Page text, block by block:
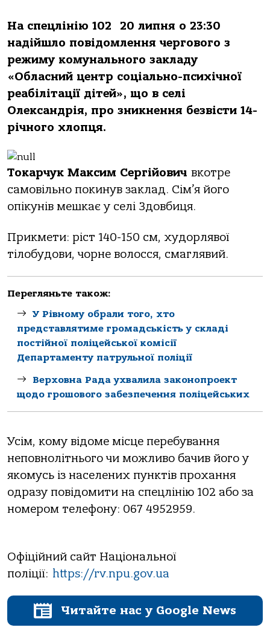
На спецлінію 102 20 липня о 23:30
надійшло повідомлення чергового з
режиму комунального закладу
«Обласний центр соціально-психічної
реабілітації дітей», що в селі
Олександрія, про зникнення безвісти 14-
річного хлопця.
Токарчук Максим Сергійович вкотре
самовільно покинув заклад. Сім’я його
опікунів мешкає у селі Здовбиця.
Прикмети: ріст 140-150 см, худорлявої
тілобудови, чорне волосся, смаглявий.
Перегляньте також:
У Рівному обрали того, хто
представлятиме громадськість у складі
постійної поліцейської комісії
Департаменту патрульної поліції
Верховна Рада ухвалила законопроект
щодо грошового забезпечення поліцейських
Усім, кому відоме місце перебування
неповнолітнього чи можливо бачив його у
якомусь із населених пунктів прохання
одразу повідомити на спецлінію 102 або за
номером телефону: 067 4952959.
Офіційний сайт Національної
поліції: https://rv.npu.gov.ua
Читайте нас у Google News